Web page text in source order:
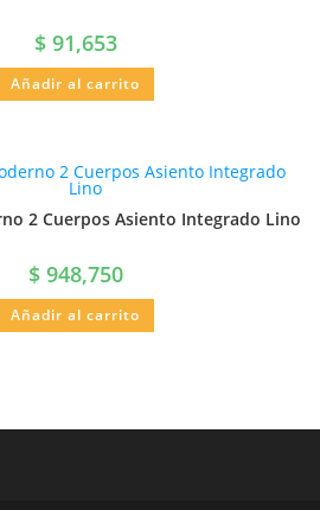
$91,653
Añadir al carrito
2 Cuerpos Asiento Integrado Lino
$948,750
Añadir al carrito